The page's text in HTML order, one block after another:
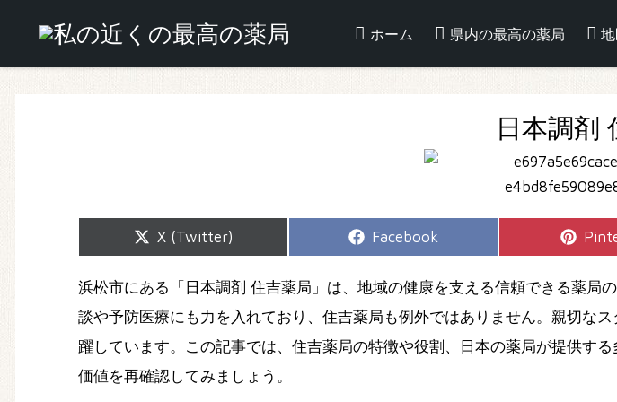
ホーム 県内の最高の薬局
日本調剤
Share
X (Twitter)
Share
Facebook
浜松市にある「日本調剤 住吉薬局」は、地域の健康を支える信頼できる薬局
談や予防医療にも力を入れており、住吉薬局も例外ではありません。親切な
躍しています。この記事では、住吉薬局の特徴や役割、日本の薬局が提供す
価値を再確認してみましょう。